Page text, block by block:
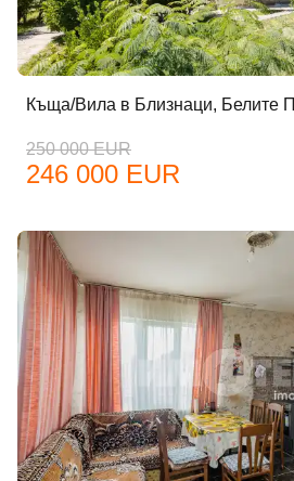
Къща/Вила в Близнаци, Белите
250 000 EUR
246 000 EUR